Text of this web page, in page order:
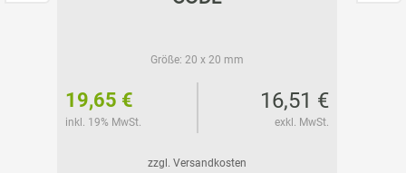
Größe: 20 x 20 mm
19,65 €
inkl. 19% MwSt.
16,51 €
exkl. MwSt.
zzgl. Versandkosten